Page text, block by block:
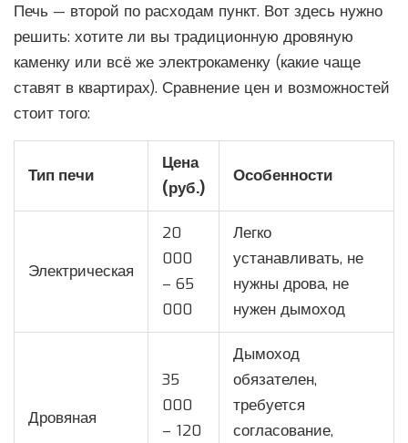
Печь — второй по расходам пункт. Вот здесь нужно
решить: хотите ли вы традиционную дровяную
каменку или всё же электрокаменку (какие чаще
ставят в квартирах). Сравнение цен и возможностей
стоит того:
Тип печи
Цена
(руб.)
Особенности
Электрическая
20
000
– 65
000
Легко
устанавливать, не
нужны дрова, не
нужен дымоход
Дровяная
35
000
– 120
Дымоход
обязателен,
требуется
согласование,